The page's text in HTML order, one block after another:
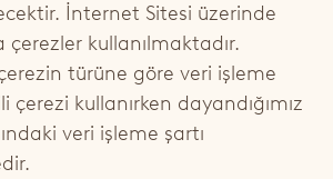
İnternet Sitesi üzerinde
çerezler kullanılmaktadır.
türüne göre veri işleme
çerezi kullanırken dayandığımız
veri işleme şartı